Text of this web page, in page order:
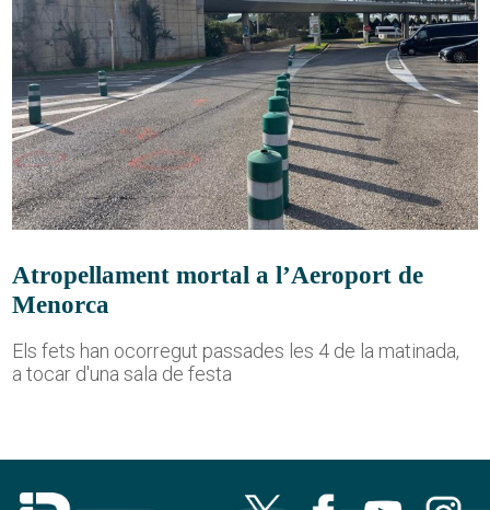
Atropellament mortal a l’Aeroport de
Menorca
Els fets han ocorregut passades les 4 de la matinada,
a tocar d'una sala de festa